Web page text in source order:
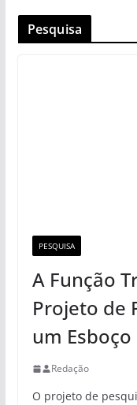
Pesquisa
PESQUISA
A Função
Projeto de
um
Redação
O projeto de